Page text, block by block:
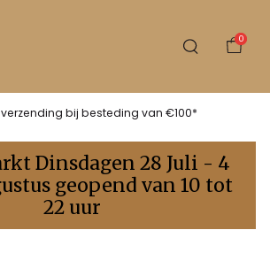
0
bij besteding van €100*
Dinsdagen 28 Juli - 4
geopend van 10 tot
22 uur